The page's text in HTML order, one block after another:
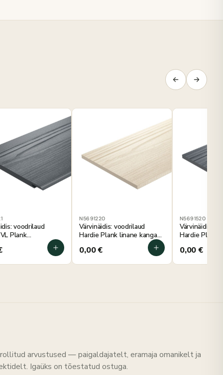
voodrilaud
Plank
100×180 mm
N5691220
Värvinäidis: voodrilaud
Hardie Plank linane kangas
0,00€
N5691520
Värvinäidis:
Hardie Plank
0,00€
arvustused — paigaldajatelt, eramaja omanikelt ja
Igaüks on tõestatud ostuga.